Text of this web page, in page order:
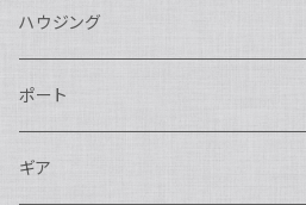
ハウジング
Nikon用
Nauticam
Canon用
ポート
Nauticam
ギア